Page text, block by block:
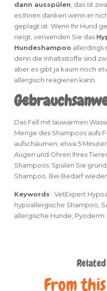
dann ausspülen , das ist
es Ihnen danken wenn er
geplagt ist. Wenn Ihr Hund
neigt, verwenden Sie das
Hundeshampoo allerdings
denn die Inhaltsstoffe sind
aber es gibt ja kaum noch
allergisch reagieren kann.
Das Fell mit lauwarmen
Menge des Shampoos aufs
aufschäumen, etwa 5
Augen und Ohren Ihres
Shampoos. Spülen Sie
Shampoo. Bei Bedarf
Keywords : VetExpert
hypoallergische Shampoo
allergische Hunde, Pyoderm
From